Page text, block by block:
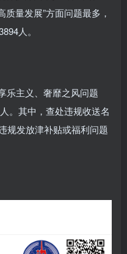
量发展”方面问题最多，
人。
乐主义、奢靡之风问题
。其中，查处违规收送名
规发放津补贴或福利问题